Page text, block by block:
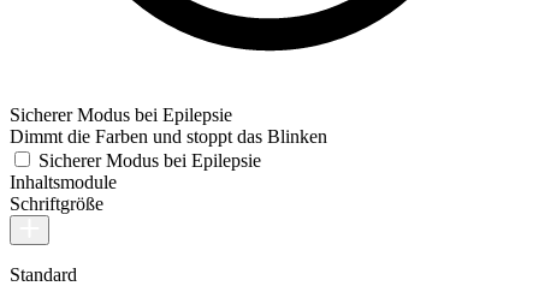
Sicherer Modus bei Epilepsie
Dimmt die Farben und stoppt das Blinken
Sicherer Modus bei Epilepsie
Inhaltsmodule
Schriftgröße
Standard